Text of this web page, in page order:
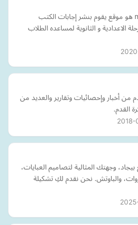
موقع مذكرا - mozkraaa هو موقع يقوم بنشر إجابات الكتب
الاعدادية و الثانوية لمساعده الطلاب
أخبار وإحصائيات وتقارير والعديد من
2018-
بيجاد، وجهتك المثالية لتصاميم العبايات،
والباوتش. نحن نقدم لكِ تشكيلة